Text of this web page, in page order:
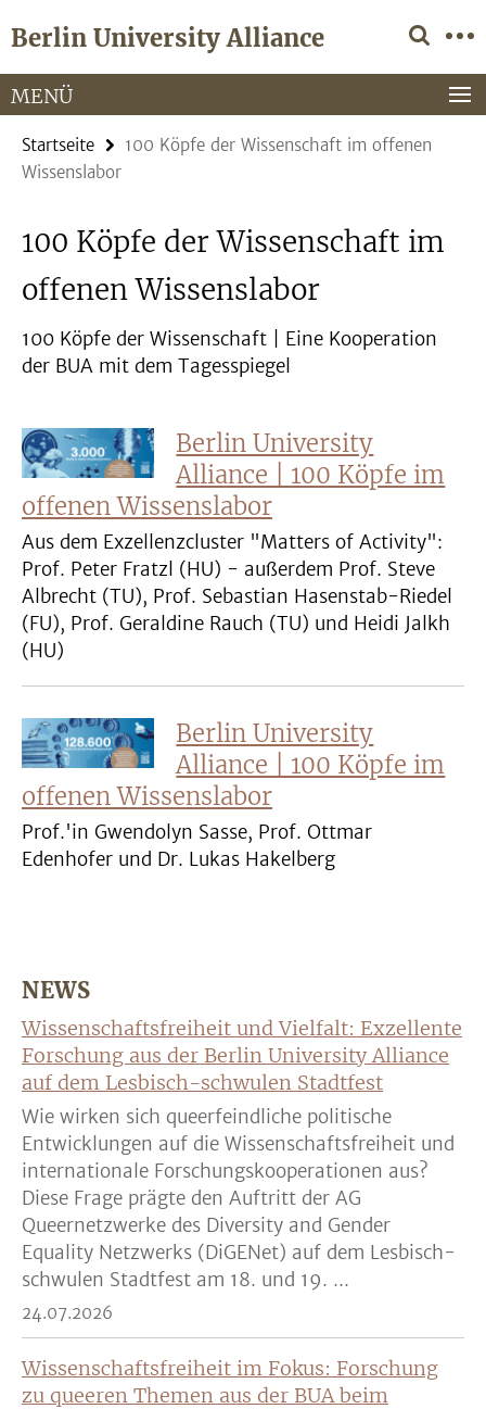
direkt
Inhalt
Berlin University Alliance
Service-
Navigation
MENÜ
Startseite
100 Köpfe der Wissenschaft im offenen
Wissenslabor
100 Köpfe der Wissenschaft im
offenen Wissenslabor
100 Köpfe der Wissenschaft | Eine Kooperation
der BUA mit dem Tagesspiegel
Berlin University
Alliance | 100 Köpfe im
offenen Wissenslabor
Aus dem Exzellenzcluster "Matters of Activity":
Prof. Peter Fratzl (HU) - außerdem Prof. Steve
Albrecht (TU), Prof. Sebastian Hasenstab-Riedel
(FU), Prof. Geraldine Rauch (TU) und Heidi Jalkh
(HU)
Berlin University
Alliance | 100 Köpfe im
offenen Wissenslabor
Prof.'in Gwendolyn Sasse, Prof. Ottmar
Edenhofer und Dr. Lukas Hakelberg
NEWS
Wissenschaftsfreiheit und Vielfalt: Exzellente
Forschung aus der Berlin University Alliance
auf dem Lesbisch-schwulen Stadtfest
Wie wirken sich queerfeindliche politische
Entwicklungen auf die Wissenschaftsfreiheit und
internationale Forschungskooperationen aus?
Diese Frage prägte den Auftritt der AG
Queernetzwerke des Diversity and Gender
Equality Netzwerks (DiGENet) auf dem Lesbisch-
schwulen Stadtfest am 18. und 19. ...
24.07.2026
Wissenschaftsfreiheit im Fokus: Forschung
zu queeren Themen aus der BUA beim